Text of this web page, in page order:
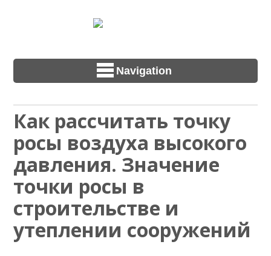
Navigation
Как рассчитать точку
росы воздуха высокого
давления. Значение
точки росы в
строительстве и
утеплении сооружений